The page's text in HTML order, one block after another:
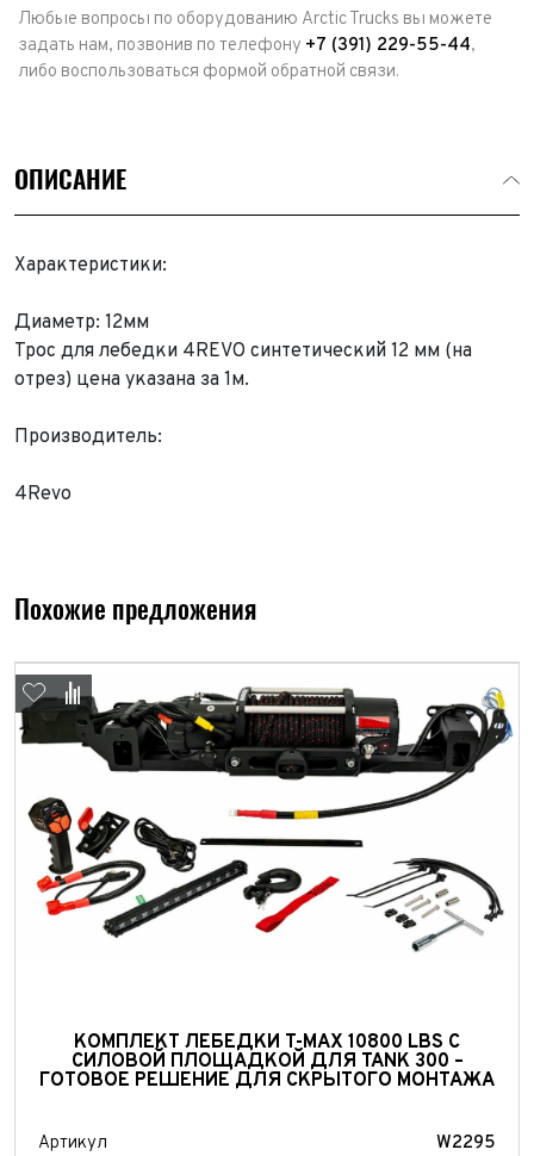
Любые вопросы по оборудованию Arctic Trucks вы можете
задать нам, позвонив по телефону +7 (391) 229-55-44,
либо воспользоваться формой обратной связи.
ОПИСАНИЕ
Характеристики:
Диаметр: 12мм
Трос для лебедки 4REVO синтетический 12 мм (на
отрез) цена указана за 1м.
Производитель:
4Revo
Похожие предложения
КОМПЛЕКТ ЛЕБЕДКИ T-MAX 10800 LBS С
СИЛОВОЙ ПЛОЩАДКОЙ ДЛЯ TANK 300 –
ГОТОВОЕ РЕШЕНИЕ ДЛЯ СКРЫТОГО МОНТАЖА
Артикул W2295
Обратная связь
ФИО*
Телефон*
Заявка на оценку
ФИО*